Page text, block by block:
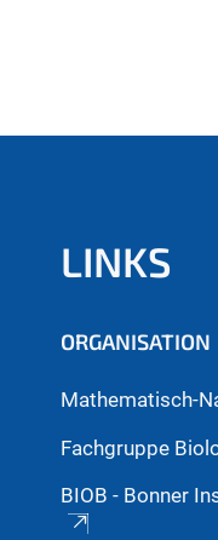
LINKS
ORGANISATION
Mathematisch-
Fachgruppe
BIOB - Bonner